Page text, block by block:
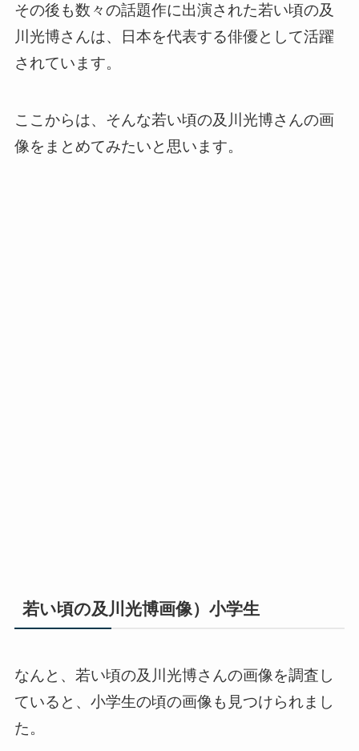
その後も数々の話題作に出演された若い頃の及
川光博さんは、日本を代表する俳優として活躍
されています。
ここからは、そんな若い頃の及川光博さんの画
像をまとめてみたいと思います。
若い頃の及川光博画像）小学生
なんと、若い頃の及川光博さんの画像を調査し
ていると、小学生の頃の画像も見つけられまし
た。